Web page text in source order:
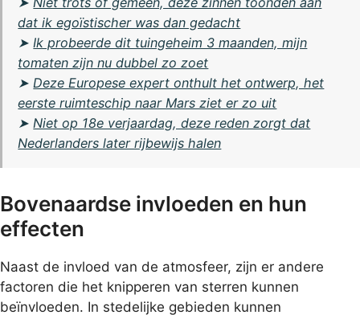
dat ik egoïstischer was dan gedacht
➤Ik probeerde dit tuingeheim 3 maanden, mijn
tomaten zijn nu dubbel zo zoet
➤Deze Europese expert onthult het ontwerp, het
eerste ruimteschip naar Mars ziet er zo uit
➤Niet op 18e verjaardag, deze reden zorgt dat
Nederlanders later rijbewijs halen
Bovenaardse invloeden en hun
effecten
Naast de invloed van de atmosfeer, zijn er andere
factoren die het knipperen van sterren kunnen
beïnvloeden. In stedelijke gebieden kunnen